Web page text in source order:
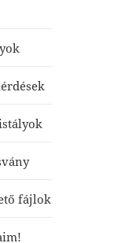
fájlok